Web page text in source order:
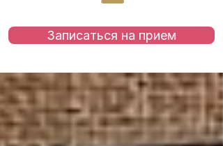
Записаться на приeм